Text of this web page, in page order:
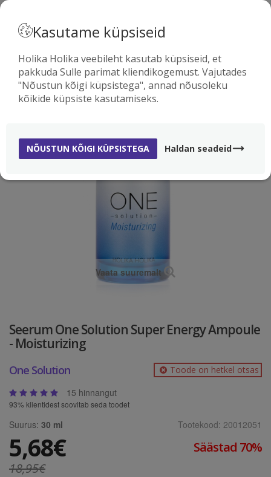
Vaata suuremalt
Seerum One Solution Super Energy Ampoule
- Moisturizing
One Solution Toode on hetkel otsas
15 hinnangut
93% klientidest soovitab seda toodet
Suurus: 30 ml Tootekood: 20012051
5,68€
Säästad 70%
18,95€
Kasutame küpsiseid
Holika Holika veebileht kasutab küpsiseid, et
pakkuda Sulle parimat kliendikogemust. Vajutades
"Nõustun kõigi küpsistega", annad nõusoleku
kõikide küpsiste kasutamiseks.
NÕUSTUN KÕIGI KÜPSISTEGA Haldan seadeid